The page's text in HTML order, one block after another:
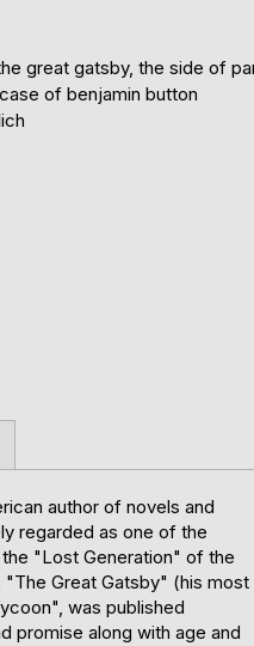
great gatsby, the side of
of benjamin button
author of novels and
regarded as one of the
"Lost Generation" of the
"The Great Gatsby" (his most
was published
promise along with age and